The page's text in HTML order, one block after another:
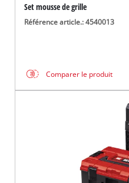
Set mousse de grille
Référence article.: 4540013
Comparer le produit